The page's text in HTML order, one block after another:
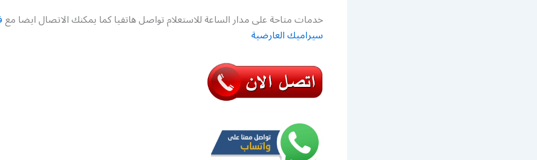
خدمات متاحة على مدار الساعة للاستعلام تواصل هاتفيا كما يمكنك الاتصال ايضا مع
سيراميك العارضية